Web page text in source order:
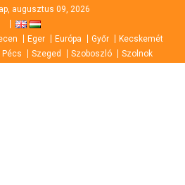
augusztus 09, 2026
Eger Európa Győr
Kecskemét
Pécs Szeged Szoboszló Szolnok